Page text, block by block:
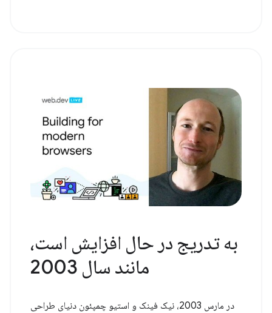
به تدریج در حال افزایش است،
مانند سال 2003
در مارس 2003، نیک فینک و استیو چمپئون دنیای طراحی